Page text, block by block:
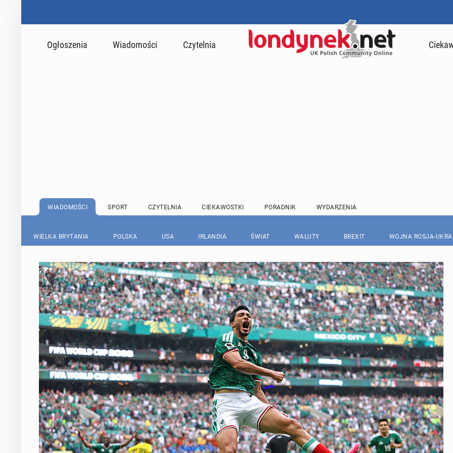
Ogłoszenia Wiadomości Czytelnia
WIADOMOŚCI SPORT CZYTELNIA CIEKAWOSTKI PORADNIK WYDARZENIA
WIELKA BRYTANIA POLSKA USA IRLANDIA ŚWIAT WALUTY BREXIT WOJNA ROSJA-